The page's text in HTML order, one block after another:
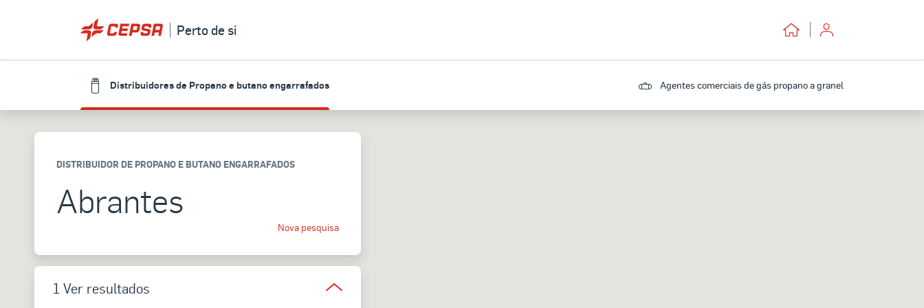
Perto de si
Distribuidores de Propano e butano engarrafados Agentes comerciais de gás propano a granel
DISTRIBUIDOR DE PROPANO E BUTANO ENGARRAFADOS
Abrantes
Nova pesquisa
1 Ver resultados